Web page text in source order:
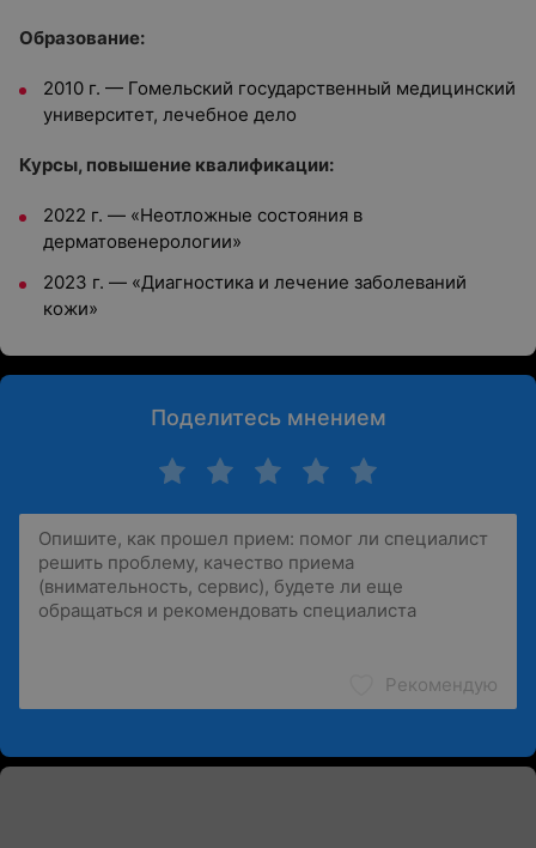
Oбразование:
2010 г. — Гомельский государственный медицинский
университет, лечебное дело
Курсы, повышение квалификации:
2022 г. — «Неотложные состояния в
дерматовенерологии»
2023 г. — «Диагностика и лечение заболеваний
кожи»
Поделитесь мнением
Рекомендую